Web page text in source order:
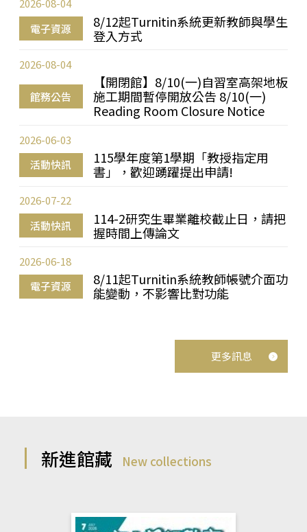
電子資源
8/12起Turnitin系統更新教師與學生
登入方式
2026-08-04
館務公告
【開閉館】8/10(一)自習室高架地板
施工期間暫停開放公告 8/10(一)
Reading Room Closure Notice
2026-08-04
活動快訊
115學年度第1學期「教授指定用
書」，歡迎踴躍提出申請!
2026-06-03
活動快訊
114-2研究生畢業離校截止日，請把
握時間上傳論文
2026-07-22
電子資源
8/11起Turnitin系統教師帳號介面功
能變動，不影響比對功能
2026-06-18
更多訊息
新進館藏 New collections